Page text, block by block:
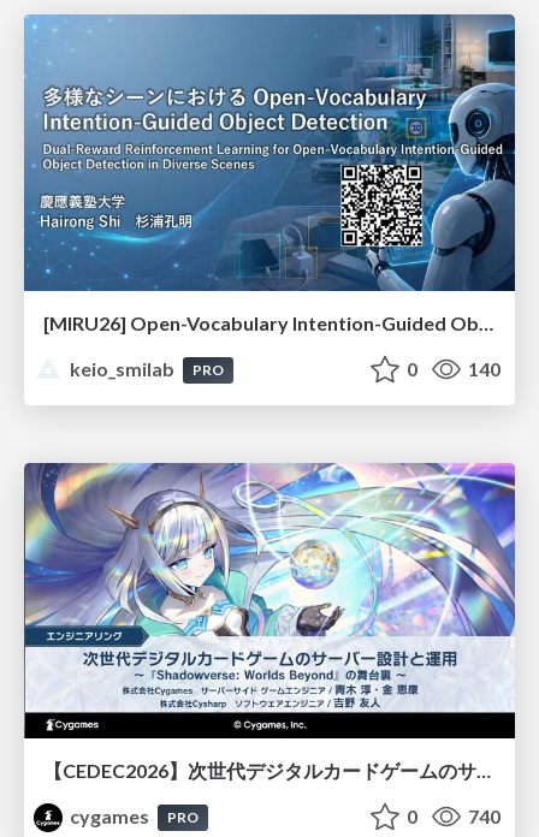
[MIRU26] Open-Vocabulary Intention-Guided Object Detection in Diverse Scenes
keio_smilab
PRO 0 140
【CEDEC2026】次世代デジタルカードゲームのサーバー設計と運用 〜『Shadowverse: Worlds Beyond』の舞台裏～
cygames
PRO 0 740